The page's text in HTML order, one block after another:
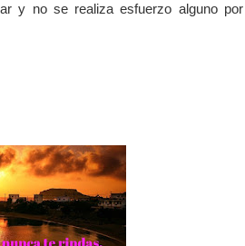
y no se realiza esfuerzo alguno por